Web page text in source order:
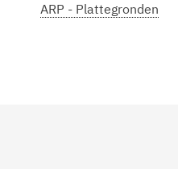
ARP - Plattegronden